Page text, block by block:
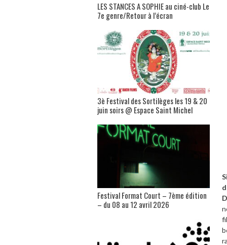
LES STANCES A SOPHIE au ciné-club Le
7e genre/Retour à l’écran
3è Festival des Sortilèges les 19 & 20
juin soirs @ Espace Saint Michel
Festival Format Court – 7ème édition
– du 08 au 12 avril 2026